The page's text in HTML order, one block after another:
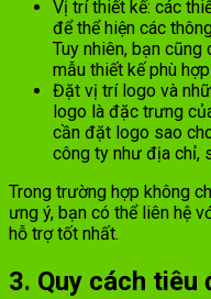
Vị trí thiết kế: các
để thể hiện các
Tuy nhiên, bạn
mẫu thiết kế phù
Đặt vị trí logo và
logo là đặc trưng
cần đặt logo sao
công ty như địa chỉ,
Trong trường hợp không
ưng ý, bạn có thể liên hệ
hỗ trợ tốt nhất.
3. Quy cách tiêu